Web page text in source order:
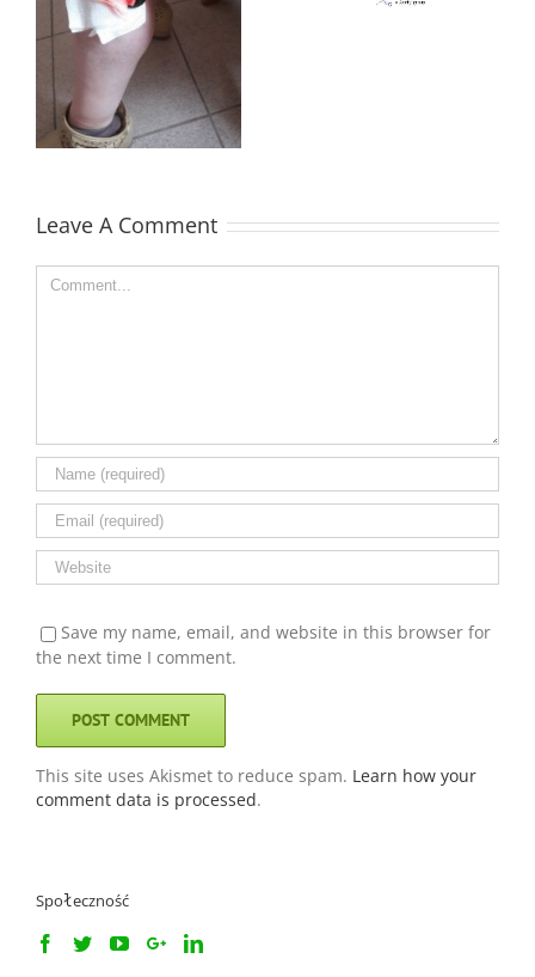
Nie Znamy
Leave A Comment
Comment
Save my name, email, and website in this browser for
the next time I comment.
This site uses Akismet to reduce spam. Learn how your
comment data is processed.
Społeczność